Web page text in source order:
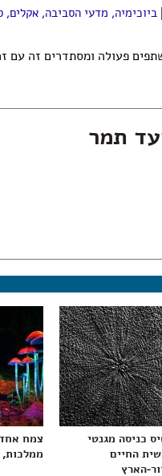
ביוכימיה, מדעי הסביבה,אקלים,
פעולה ומסתדרים זה עם
תמר
כניסה מגנטי
החיים
הארץ
צמח
ממלכות,